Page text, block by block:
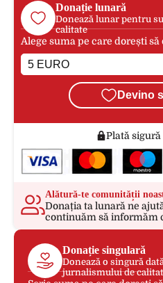
Donație lunară
Donează lunar pentru
calitate
Alege suma pe care dorești
Devino
Plată
Alătură-te comunității
Donația ta lunară ne
continuăm să informăm
Donație singulară
Donează o singură
jurnalismului de